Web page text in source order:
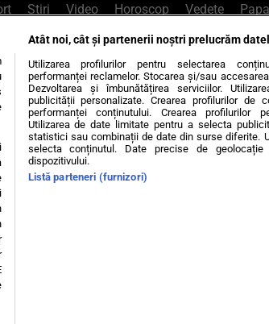
Știri Video Horoscop Vedete
sună la 0741226226 sau
interne Știri externe Politică
Iubirii Dictionar de vise LIFE STYLE
de confidențialitate
Atât noi, cât și partenerii noștri prelucrăm
Utilizarea profilurilor pentru selectarea
performanței reclamelor. Stocarea și/sau
Dezvoltarea și îmbunătățirea serviciilor.
publicității personalizate. Crearea profilurilor de
performanței conținutului. Crearea profilurilor
Utilizarea de date limitate pentru a selecta
statistici sau combinații de date din surse diferite.
selecta conținutul. Date precise de
dispozitivului.
Listă parteneri (furnizori)